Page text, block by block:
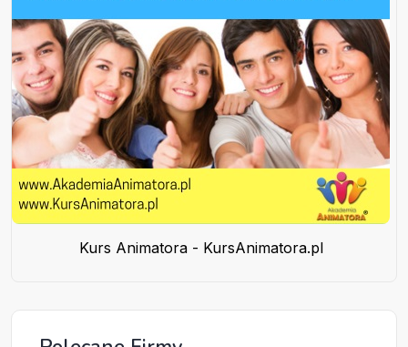
Kurs Animatora - KursAnimatora.pl